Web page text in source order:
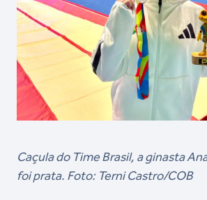
Caçula do Time Brasil, a ginasta
foi prata. Foto: Terni Castro/COB